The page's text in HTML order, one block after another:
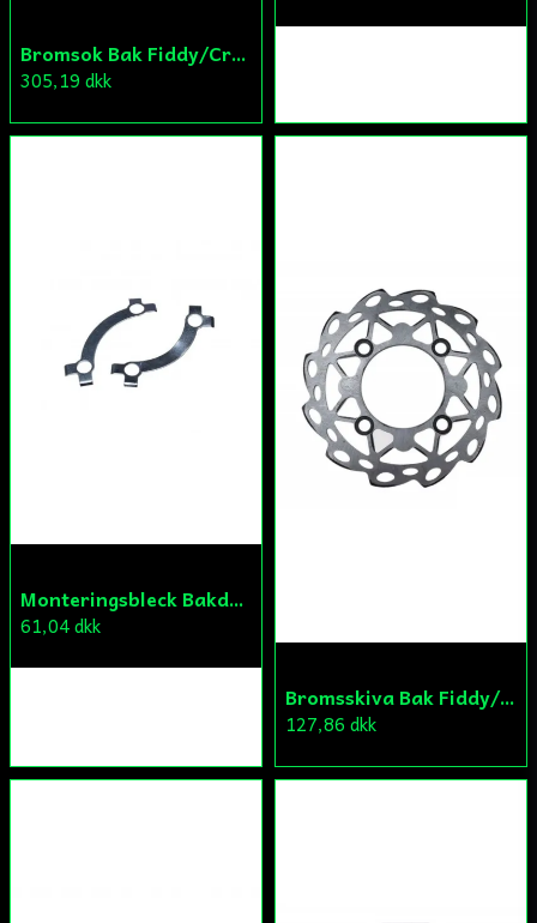
Bromsok Bak Fiddy/Cross
305,19 dkk
Monteringsbleck Bakdrev Fiddy/Cross
61,04 dkk
Bromsskiva Bak Fiddy/Cross
127,86 dkk